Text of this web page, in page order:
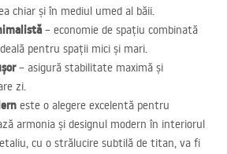
chiar și în mediul umed al băii.
– economie de spațiu combinată
pentru spații mici și mari.
– asigură stabilitate maximă și
zi.
este o alegere excelentă pentru
armonia și designul modern în interiorul
cu o strălucire subtilă de titan, va fi